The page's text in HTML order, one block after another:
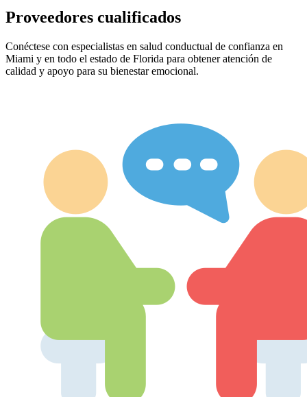
Proveedores cualificados
Conéctese con especialistas en salud conductual de confianza en
Miami y en todo el estado de Florida para obtener atención de
calidad y apoyo para su bienestar emocional.